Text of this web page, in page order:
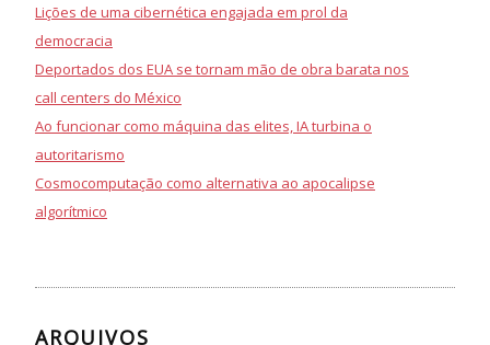
Lições de uma cibernética engajada em prol da
democracia
Deportados dos EUA se tornam mão de obra barata nos
call centers do México
Ao funcionar como máquina das elites, IA turbina o
autoritarismo
Cosmocomputação como alternativa ao apocalipse
algorítmico
ARQUIVOS